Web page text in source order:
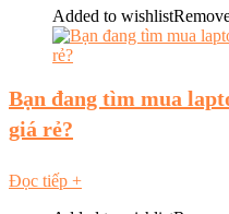
Added to wishlist
Bạn đang tìm mua
giá rẻ?
Đọc tiếp +